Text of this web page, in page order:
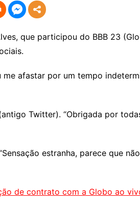
que participou do BBB 23
me afastar por um tempo
Twitter). “Obrigada por
estranha, parece que
de contrato com a Globo ao